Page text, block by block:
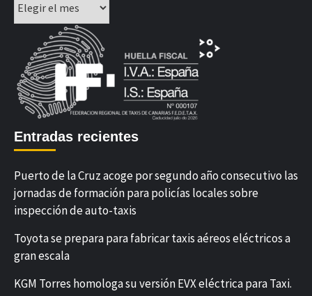
Entradas recientes
Puerto de la Cruz acoge por segundo año consecutivo las
jornadas de formación para policías locales sobre
inspección de auto-taxis
Toyota se prepara para fabricar taxis aéreos eléctricos a
gran escala
KGM Torres homologa su versión EVX eléctrica para Taxi.